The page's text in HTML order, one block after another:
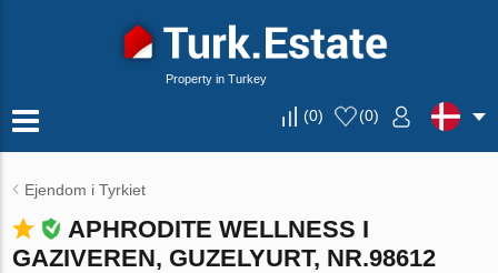
Property in Turkey
(0) (0)
Ejendom i Tyrkiet
APHRODITE WELLNESS I
GAZIVEREN, GUZELYURT, NR.98612